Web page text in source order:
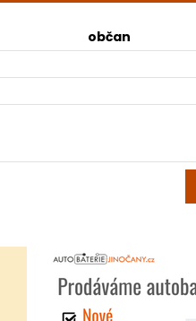
občan